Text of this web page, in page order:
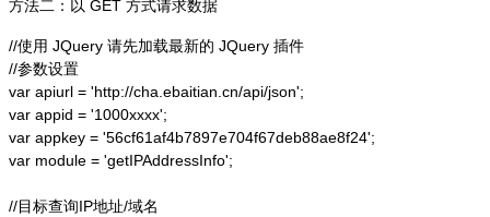
方法二：以 GET 方式请求数据
//使用 JQuery 请先加载最新的 JQuery 插件
//参数设置
var apiurl = 'http://cha.ebaitian.cn/api/json';
var appid = '1000xxxx';
var appkey = '56cf61af4b7897e704f67deb88ae8f24';
var module = 'getIPAddressInfo';
//目标查询IP地址/域名